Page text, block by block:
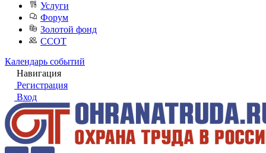
Услуги
Форум
Золотой фонд
ССОТ
Календарь событий
Навигация
Регистрация
Вход